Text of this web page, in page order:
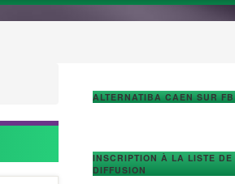
ALTERNATIBA CAEN SUR FB
INSCRIPTION À LA LISTE DE
DIFFUSION